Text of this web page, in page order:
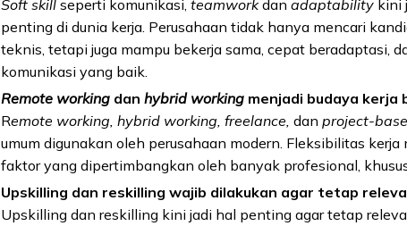
Soft skill seperti komunikasi, teamworkdan adaptability kini
penting di dunia kerja. Perusahaan tidak hanya mencari
teknis, tetapi juga mampu bekerja sama, cepat beradaptasi,
komunikasi yang baik.
Remote working dan hybrid working menjadi budaya kerja
Remote working, hybrid working, freelance, dan project-
umum digunakan oleh perusahaan modern. Fleksibilitas kerja
faktor yang dipertimbangkan oleh banyak profesional,
Upskilling dan reskilling wajib dilakukan agar tetap
Upskilling dan reskilling kini jadi hal penting agar tetap